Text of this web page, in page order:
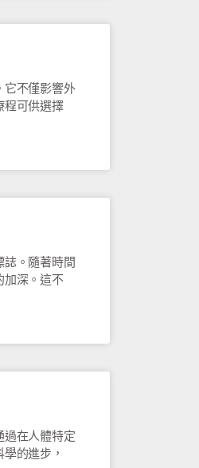
它不僅影響外
程可供選擇
誌。隨著時間
加深。這不
過在人體特定
的進步，